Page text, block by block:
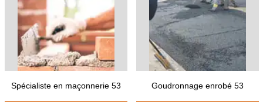
Spécialiste en maçonnerie 53 Goudronnage enrobé 53